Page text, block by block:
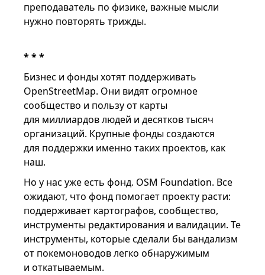
преподаватель по физике, важные мысли
нужно повторять трижды.
* * *
Бизнес и фонды хотят поддерживать
OpenStreetMap. Они видят огромное
сообщество и пользу от карты
для миллиардов людей и десятков тысяч
организаций. Крупные фонды создаются
для поддержки именно таких проектов, как
наш.
Но у нас уже есть фонд. OSM Foundation. Все
ожидают, что фонд помогает проекту расти:
поддерживает картографов, сообщество,
инструменты редактирования и валидации. Те
инструменты, которые сделали бы вандализм
от покемоноводов легко обнаружимым
и откатываемым.